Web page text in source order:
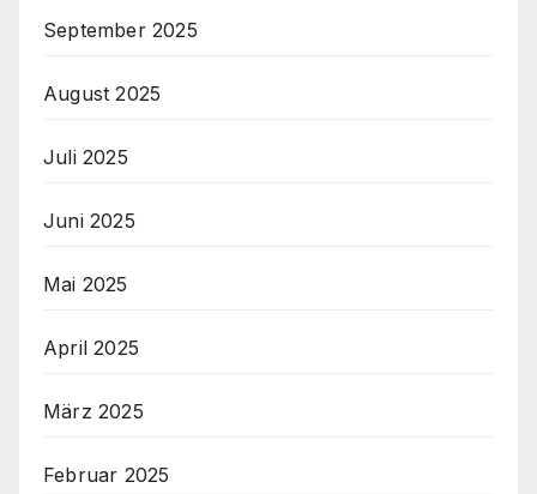
September 2025
August 2025
Juli 2025
Juni 2025
Mai 2025
April 2025
März 2025
Februar 2025